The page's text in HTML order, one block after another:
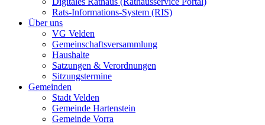
Rats-Informations-System (RIS)
Über uns
VG Velden
Gemeinschaftsversammlung
Haushalte
Satzungen & Verordnungen
Sitzungstermine
Gemeinden
Stadt Velden
Gemeinde Hartenstein
Gemeinde Vorra